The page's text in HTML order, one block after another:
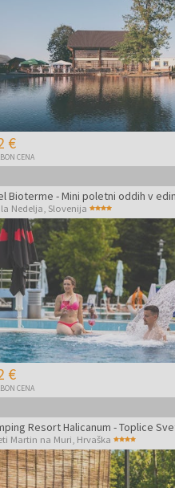
€
CENA
Nedelja Slovenija
€
CENA
Martin na Muri Hrvaška